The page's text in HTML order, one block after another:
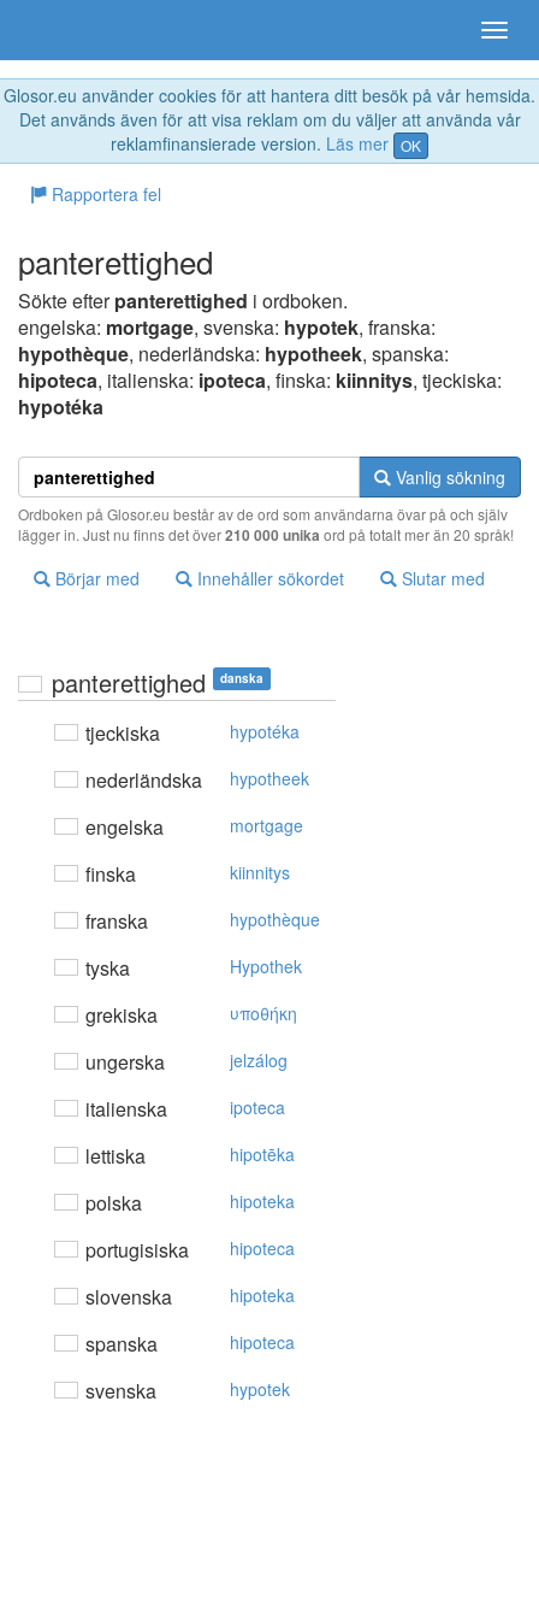
Glosor.eu använder cookies för att hantera ditt besök på vår hemsida.
Det används även för att visa reklam om du väljer att använda vår
reklamfinansierade version. Läs mer OK
Rapportera fel
panterettighed
Sökte efterpanterettighed i ordboken.
engelska: mortgage, svenska: hypotek, franska:
hypothèque, nederländska: hypotheek, spanska:
hipoteca, italienska: ipoteca, finska: kiinnitys, tjeckiska:
hypotéka
Vanlig sökning
Ordboken på Glosor.eu består av de ord som användarna övar på och själv
lägger in. Just nu finns det över210 000 unika ord på totalt mer än 20 språk!
Börjar med Innehåller sökordet Slutar med
panterettighed danska
tjeckiska hypotéka
nederländska hypotheek
engelska mortgage
finska kiinnitys
franska hypothèque
tyska Hypothek
grekiska υπoθήκη
ungerska jelzálog
italienska ipoteca
lettiska hipotēka
polska hipoteka
portugisiska hipoteca
slovenska hipoteka
spanska hipoteca
svenska hypotek